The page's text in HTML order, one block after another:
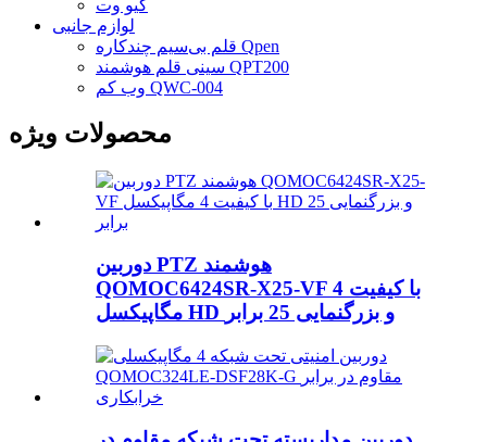
کیو وت
لوازم جانبی
قلم بی‌سیم چندکاره Qpen
سینی قلم هوشمند QPT200
وب کم QWC-004
محصولات ویژه
دوربین PTZ هوشمند
QOMOC6424SR-X25-VF با کیفیت 4
مگاپیکسل HD و بزرگنمایی 25 برابر